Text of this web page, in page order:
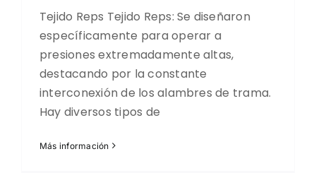
Tejido Reps Tejido Reps: Se diseñaron
específicamente para operar a
presiones extremadamente altas,
destacando por la constante
interconexión de los alambres de trama.
Hay diversos tipos de
Más información